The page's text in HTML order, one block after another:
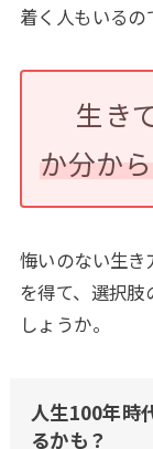
着く人もいるの
生き
か分か
悔いのない生
を得て、選択
しょうか。
人生100年時
るかも？